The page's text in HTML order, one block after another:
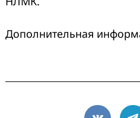
Дополнительная